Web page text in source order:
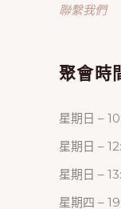
聯繫我們
聚會時
星期日 –
星期日 –
星期日 –
星期四 –